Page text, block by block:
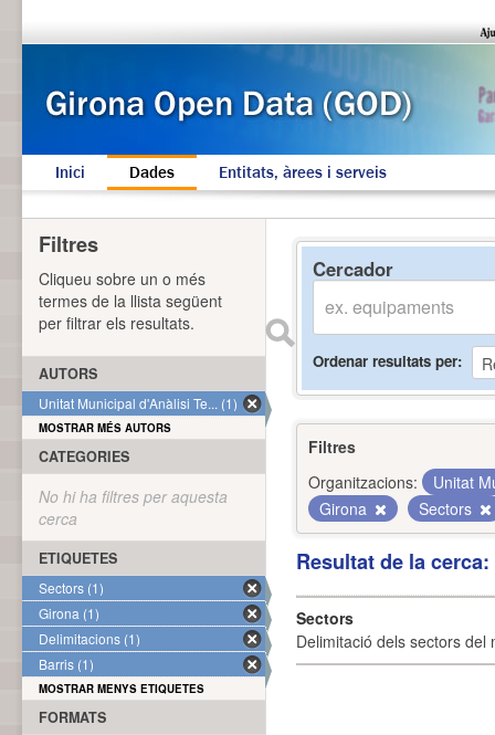
Inici Dades Entitats, àrees i serveis
Cercador
Ordenar resultats per
Filtres
Organitzacions:
Unitat
Girona
Sectors
Resultat de la
Sectors
Delimitació dels sectors del
Filtres
Cliqueu sobre un o més
termes de la llista següent
per filtrar els resultats.
AUTORS
Unitat Municipal d'Anàlisi Te... (1)
MOSTRAR MÉS AUTORS
CATEGORIES
No hi ha filtres per aquesta
cerca
ETIQUETES
Sectors (1)
Girona (1)
Delimitacions (1)
Barris (1)
MOSTRAR MENYS ETIQUETES
FORMATS